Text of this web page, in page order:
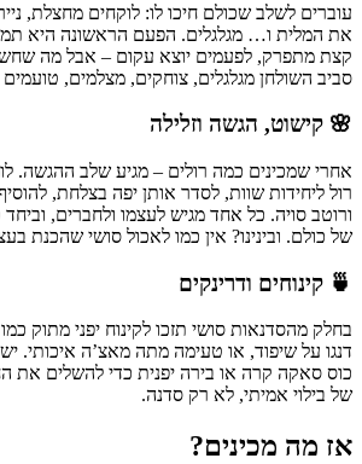
עוברים לשלב שכולם חיכו לו: לוקחים מחצלת,
את המלית ו… מגלגלים. הפעם הראשונה היא
קצת מתפרק, לפעמים יוצא עקום – אבל מה
סביב השולחן מגלגלים, צוחקים, מצלמים, טועמים
🌸 קישוט, הגשה וזלילה
אחרי שמכינים כמה רולים – מגיע שלב ההגשה.
רול ליחידות שוות, לסדר אותן יפה בצלחת,
ורוטב סויה. כל אחד מגיש לעצמו ולחברים,
של כולם. ובינינו? אין כמו לאכול סושי שהכנת
🍵 קינוחים ודרינקים
בחלק מהסדנאות סושי תזכו לקינוח יפני מתוק
דנגו על שיפוד, או טעימה מתה מאצ’ה איכותי.
כוס סאקה קרה או בירה יפנית כדי להשלים את
של בילוי אמיתי, לא רק סדנה.
אז מה מכינים?